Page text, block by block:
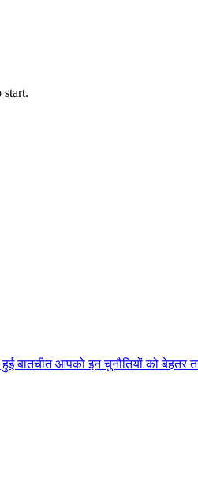
start.
हुई बातचीत आपको इन चुनौतियों को